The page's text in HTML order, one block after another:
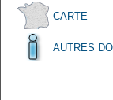
CARTE
AUTRES